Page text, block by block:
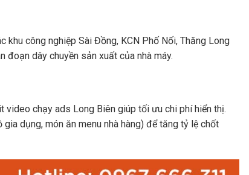
công nghiệp Sài Đồng, KCN Phố Nối, Thăng Long
dây chuyền sản xuất của nhà máy.
chạy ads Long Biên giúp tối ưu chi phí hiển thị.
dụng, món ăn menu nhà hàng) để tăng tỷ lệ chốt